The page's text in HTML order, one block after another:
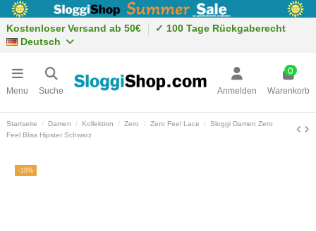
Kostenloser Versand ab 50€
✓ 100 Tage Rückgaberecht
Deutsch
Menu Suche Anmelden
0
Warenkorb
Startseite Damen Kollektion Zero Zero Feel Lace
Sloggi Damen Zero
Feel Bliss Hipster Schwarz
-10%